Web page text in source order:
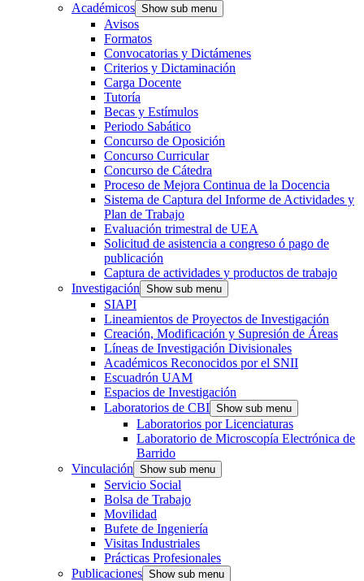
Académicos Show sub menu
Avisos
Formatos
Convocatorias y Dictámenes
Criterios y Dictaminación
Carga Docente
Tutoría
Becas y Estímulos
Periodo Sabático
Concurso de Oposición
Concurso Curricular
Concurso de Cátedra
Proceso de Mejora Continua de la Docencia
Sistema de Captura del Informe de Actividades y
Plan de Trabajo
Evaluación trimestral de UEA
Solicitud de asistencia a congreso ó pago de
publicación
Captura de actividades y productos de trabajo
Investigación Show sub menu
SIAPI
Lineamientos de Proyectos de Investigación
Creación, Modificación y Supresión de Áreas
Líneas de Investigación Divisionales
Académicos Reconocidos por el SNII
Escuadrón UAM
Espacios de Investigación
Laboratorios de CBI Show sub menu
Laboratorios por Licenciaturas
Laboratorio de Microscopía Electrónica de
Barrido
Vinculación Show sub menu
Servicio Social
Bolsa de Trabajo
Movilidad
Bufete de Ingeniería
Visitas Industriales
Prácticas Profesionales
Publicaciones Show sub menu